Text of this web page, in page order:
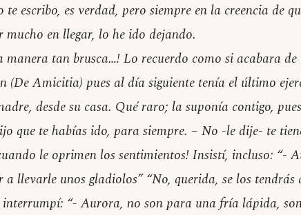
escribo, es verdad, pero siempre en la creencia de
en llegar, lo he ido dejando.
manera tan brusca…! Lo recuerdo como si acabara
(De Amicitia) pues al día siguiente tenía el último
desde su casa. Qué raro; la suponía contigo,
que te habías ido, para siempre. – No -le dije- te
le oprimen los sentimientos! Insistí, incluso: “-
llevarle unos gladiolos” “No, querida, se los tendrás
interrumpí: “- Aurora, no son para una fría lápida,